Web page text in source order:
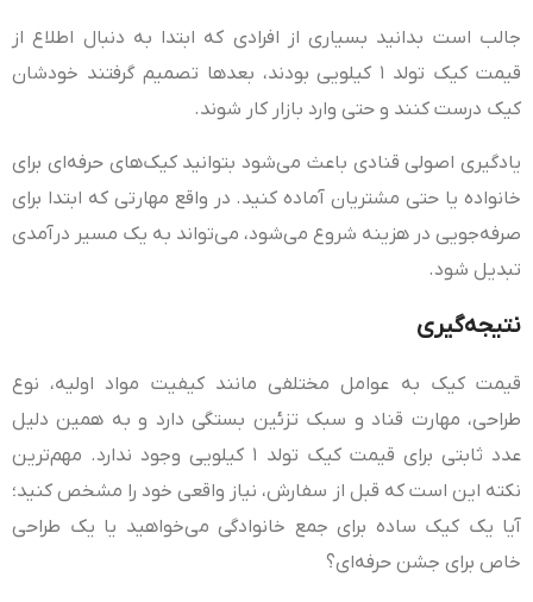
جالب است بدانید بسیاری از افرادی که ابتدا به دنبال اطلاع از
قیمت کیک تولد ۱ کیلویی بودند، بعدها تصمیم گرفتند خودشان
کیک درست کنند و حتی وارد بازار کار شوند.
یادگیری اصولی قنادی باعث می‌شود بتوانید کیک‌های حرفه‌ای برای
خانواده یا حتی مشتریان آماده کنید. در واقع مهارتی که ابتدا برای
صرفه‌جویی در هزینه شروع می‌شود، می‌تواند به یک مسیر درآمدی
تبدیل شود.
نتیجه‌گیری
قیمت کیک به عوامل مختلفی مانند کیفیت مواد اولیه، نوع
طراحی، مهارت قناد و سبک تزئین بستگی دارد و به همین دلیل
عدد ثابتی برای قیمت کیک تولد ۱ کیلویی وجود ندارد. مهم‌ترین
نکته این است که قبل از سفارش، نیاز واقعی خود را مشخص کنید؛
آیا یک کیک ساده برای جمع خانوادگی می‌خواهید یا یک طراحی
خاص برای جشن حرفه‌ای؟